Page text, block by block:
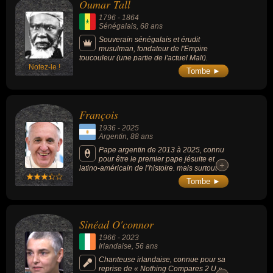
Notez-le !
Oumar Tall
1796 - 1864
Sénégalais, 68 ans
Souverain sénégalais et érudit
musulman, fondateur de l'Empire
toucouleur (une partie de l'actuel Mali).
Tombe ►
François
1936 - 2025
Argentin, 88 ans
Pape argentin de 2013 à 2025, connu
pour être le premier pape jésuite et
latino-américain de l’histoire, mais surtout
pour son style humble, son langage direct,
ses positions audacieuses en faveur des
des crises internes et à la rendre plus
proche, plus synodale et plus
miséricordieuse.
+
+
Tombe ►
Sinéad O'connor
1966 - 2023
Irlandaise, 56 ans
Chanteuse irlandaise, connue pour sa
reprise de « Nothing Compares 2 U »